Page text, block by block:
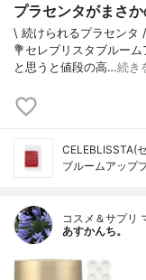
プラセンタがまさか
\ 続けられるプラセンタ
💐セレブリスタブルー
と思うと値段の高…続き
CELEBLISSTA(
ブルームアップ
コスメ＆サプリ
あすかんち。